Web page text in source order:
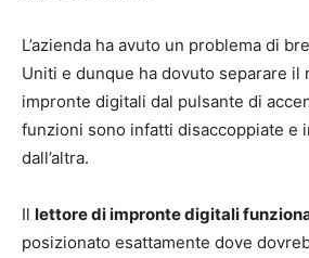
L’azienda ha avuto un problema di
Uniti e dunque ha dovuto separare il
impronte digitali dal pulsante di
funzioni sono infatti disaccoppiate e
dall’altra.
Il lettore di impronte digitali
posizionato esattamente dove